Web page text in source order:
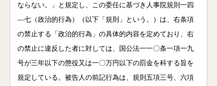
ならない。」と規定し、この委任に基づき人事院規則一四
―七（政治的行為）（以下「規則」という。）は、右条項
の禁止する「政治的行為」の具体的内容を定めており、右
の禁止に違反した者に対しては、国公法一一〇条一項一九
号が三年以下の懲役又は一〇万円以下の罰金を科する旨を
規定している。被告人の前記行為は、規則五項三号、六項